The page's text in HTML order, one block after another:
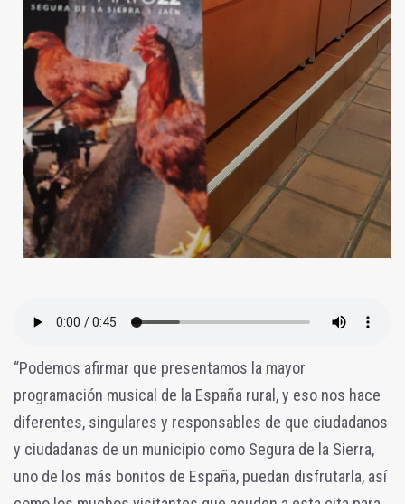
“Podemos afirmar que presentamos la mayor
programación musical de la España rural, y eso nos hace
diferentes, singulares y responsables de que ciudadanos
y ciudadanas de un municipio como Segura de la Sierra,
uno de los más bonitos de España, puedan disfrutarla, así